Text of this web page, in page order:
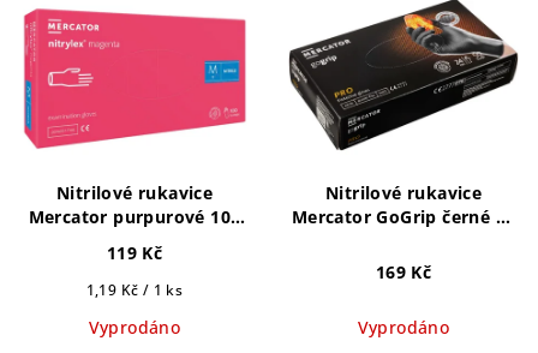
hvězdiček.
hvězdiček.
Nitrilové rukavice
Mercator purpurové 100
119 Kč
Měrná
1,19 Kč / 1 ks
Vyprodáno
Nitrilové rukavice
Mercator GoGrip černé 50
169 Kč
Vyprodáno